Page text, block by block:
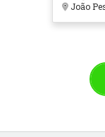
João